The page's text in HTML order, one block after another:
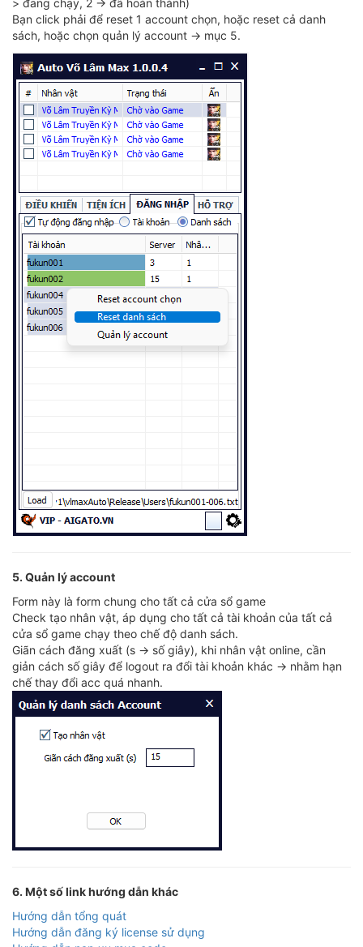
> đang chạy, 2 -> đã hoàn thành)
Bạn click phải để reset 1 account chọn, hoặc reset cả danh
sách, hoặc chọn quản lý account -> mục 5.
5. Quản lý account
Form này là form chung cho tất cả cửa sổ game
Check tạo nhân vật, áp dụng cho tất cả tài khoản của tất cả
cửa sổ game chạy theo chế độ danh sách.
Giãn cách đăng xuất (s -> số giây), khi nhân vật online, cần
giản cách số giây để logout ra đổi tài khoản khác -> nhằm hạn
chế thay đổi acc quá nhanh.
6. Một số link hướng dẫn khác
Hướng dẫn tổng quát
Hướng dẫn đăng ký license sử dụng